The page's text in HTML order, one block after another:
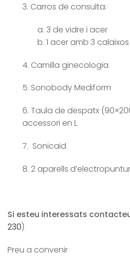
3. Carros de consulta:
a. 3 de vidre i acer
b. 1 acer amb 3 calaixos
4. Camilla ginecologia
5. Sonobody Mediform
6. Taula de despatx
accessori en L
7. Sonicaid
8. 2 aparells
Si esteu interessats
230)
Preu a convenir